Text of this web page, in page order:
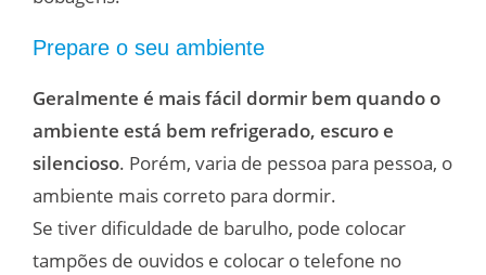
Prepare o seu ambiente
Geralmente é mais fácil dormir bem quando o
ambiente está bem refrigerado, escuro e
silencioso. Porém, varia de pessoa para pessoa, o
ambiente mais correto para dormir.
Se tiver dificuldade de barulho, pode colocar
tampões de ouvidos e colocar o telefone no